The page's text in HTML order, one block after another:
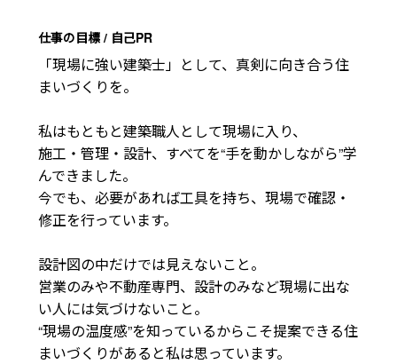
仕事の目標 / 自己PR
「現場に強い建築士」として、真剣に向き合う住
まいづくりを。
私はもともと建築職人として現場に入り、
施工・管理・設計、すべてを“手を動かしながら”学
んできました。
今でも、必要があれば工具を持ち、現場で確認・
修正を行っています。
設計図の中だけでは見えないこと。
営業のみや不動産専門、設計のみなど現場に出な
い人には気づけないこと。
“現場の温度感”を知っているからこそ提案できる住
まいづくりがあると私は思っています。